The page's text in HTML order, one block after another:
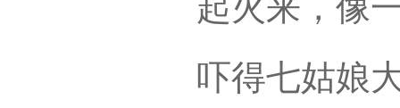
起火来，像
吓得七姑娘